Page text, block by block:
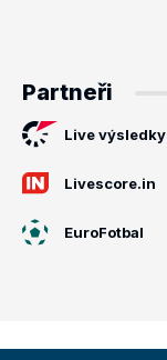
Partneři
Live výsledky
Livescore.in
EuroFotbal